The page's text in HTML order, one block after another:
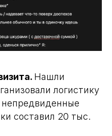
Нашли
логистику
непредвиденные
составил 20 тыс.